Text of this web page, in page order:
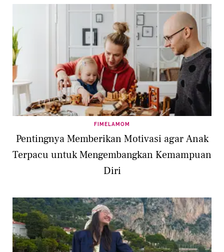
FIMELAMOM
Pentingnya Memberikan Motivasi agar Anak
Terpacu untuk Mengembangkan Kemampuan
Diri